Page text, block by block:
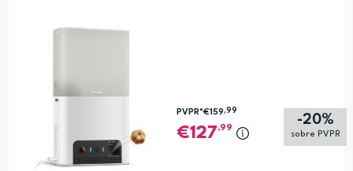
-20%
sobre PVPR
PVPR*€159,99
127,99